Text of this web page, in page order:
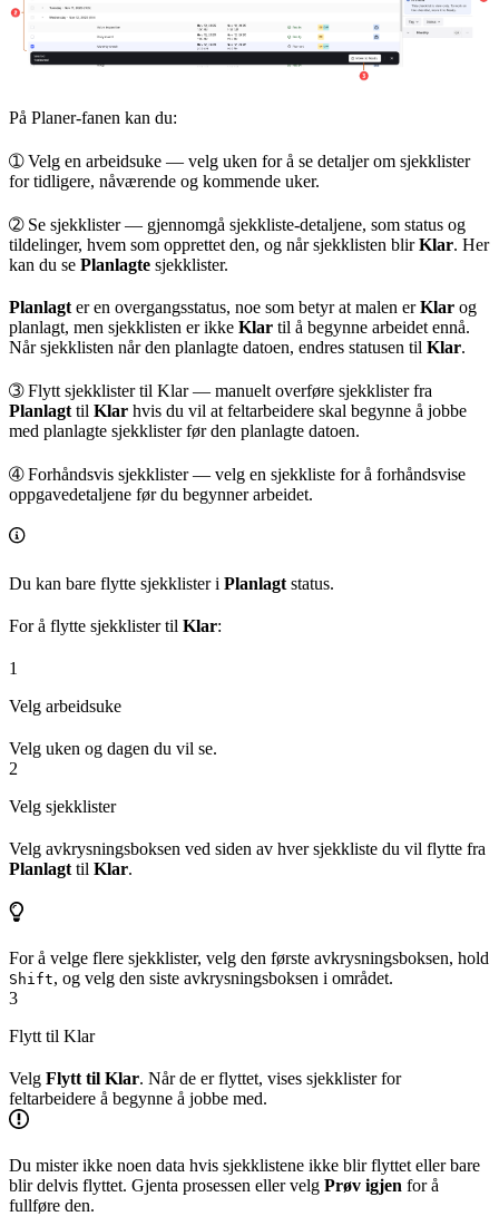
På Planer-fanen kan du:
➀Velg en arbeidsuke — velg uken for å se detaljer om sjekklister
for tidligere, nåværende og kommende uker.
➁ Se sjekklister— gjennomgå sjekkliste-detaljene, som status og
tildelinger, hvem som opprettet den, og når sjekklisten blirKlar. Her
kan du se Planlagte sjekklister.
Planlagt er en overgangsstatus, noe som betyr at malen erKlar og
planlagt, men sjekklisten er ikke Klar til å begynne arbeidet ennå.
Når sjekklisten når den planlagte datoen, endres statusen til Klar.
➂Flytt sjekklister til Klar— manuelt overføre sjekklister fra
Planlagt til Klar hvis du vil at feltarbeidere skal begynne å jobbe
med planlagte sjekklister før den planlagte datoen.
➃Forhåndsvis sjekklister— velg en sjekkliste for å forhåndsvise
oppgavedetaljene før du begynner arbeidet.
Du kan bare flytte sjekklister i Planlagt status.
For å flytte sjekklister til Klar:
1
Velg arbeidsuke
Velg uken og dagen du vil se.
2
Velg sjekklister
Velg avkrysningsboksen ved siden av hver sjekkliste du vil flytte fra
Planlagt til Klar.
For å velge flere sjekklister, velg den første avkrysningsboksen, hold
Shift, og velg den siste avkrysningsboksen i området.
3
Flytt til Klar
Velg Flytt til Klar. Når de er flyttet, vises sjekklister for
feltarbeidere å begynne å jobbe med.
Du mister ikke noen data hvis sjekklistene ikke blir flyttet eller bare
blir delvis flyttet. Gjenta prosessen eller velg Prøv igjen for å
fullføre den.